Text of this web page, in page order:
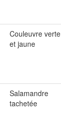
Couleuvre verte
et jaune
Salamandre
tachetée